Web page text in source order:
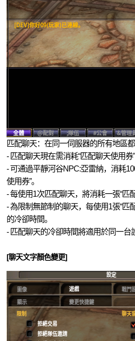
匹配聊天：在同一伺服器的所有地區都
- 匹配聊天現在需消耗“匹配聊天使用券
- 可通過平靜河谷NPC:亞雷納，消耗
使用券”。
- 每使用1次匹配聊天，將消耗一張“匹
- 為限制無節制的聊天，每使用1張“匹
的冷卻時間。
- 匹配聊天的冷卻時間將適用於同一台
[聊天文字顏色變更]